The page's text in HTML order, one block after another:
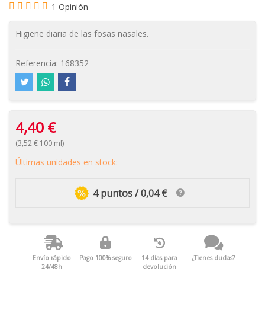
1 Opinión
Higiene diaria de las fosas nasales.
Referencia: 168352
4,40 €
(3,52 € 100 ml)
Últimas unidades en stock:
4 puntos / 0,04 €
Envío rápido
24/48h
Pago 100% seguro
14 días para
devolución
¿Tienes dudas?